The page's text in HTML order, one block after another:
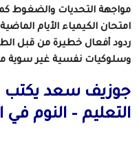
مواجهة التحديات والضغوط
امتحان الكيمياء الأيام
ردود أفعال خطيرة من قبل
وسلوكيات نفسية غير سوية
جوزيف سعد يكتب
التعليم – النوم